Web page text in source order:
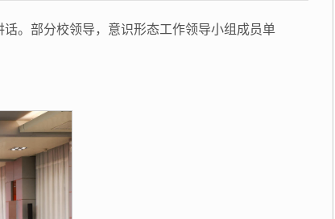
。部分校领导，意识形态工作领导小组成员单